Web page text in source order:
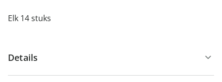
Elk 14 stuks
Details